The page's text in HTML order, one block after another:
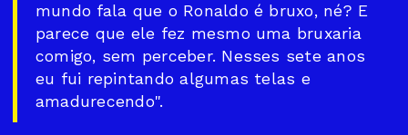
mundo fala que o Ronaldo é bruxo, né? E
parece que ele fez mesmo uma bruxaria
comigo, sem perceber. Nesses sete anos
eu fui repintando algumas telas e
amadurecendo".